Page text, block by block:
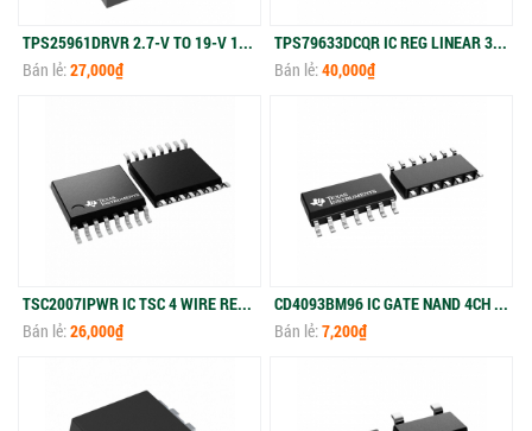
TPS25961DRVR 2.7-V TO 19-V 100-M EFUSE WITH O
Bán lẻ:27,000₫
TPS79633DCQR IC REG LINEAR 3.3V 1A SOT-223-6
Bán lẻ:40,000₫
TSC2007IPWR IC TSC 4 WIRE RES 16-TSSOP
Bán lẻ:26,000₫
CD4093BM96 IC GATE NAND 4CH 2-INP 14SOIC
Bán lẻ:7,200₫